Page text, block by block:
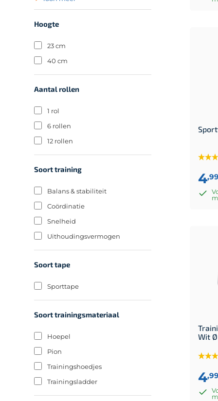
Hoogte
23 cm
40 cm
Aantal rollen
1 rol
6 rollen
12 rollen
Soort training
Balans & stabiliteit
Coördinatie
Snelheid
Uithoudingsvermogen
Soort tape
Sporttape
Soort trainingsmateriaal
Hoepel
Pion
Trainingshoedjes
Trainingsladder
4,99
Wit
4,99